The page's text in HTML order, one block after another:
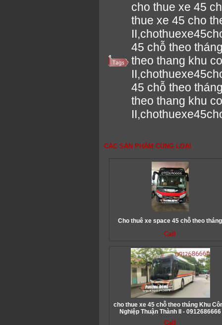
cho thue xe 45
thue xe 45 cho
45 chỗ theo
theo thang khu
45 chỗ theo
theo thang khu
CÁC SẢN PHẨM CÙNG LOẠI
Cho thuê xe space 45 chỗ theo tháng
Call
cho thue xe 45 chỗ theo tháng Khu
Nghiệp Thuận Thành II - 0912686666
Call